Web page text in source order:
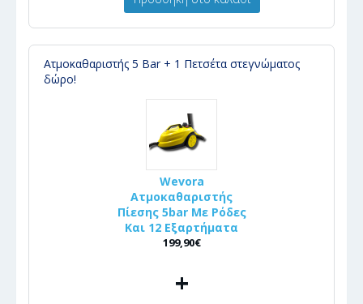
Ατμοκαθαριστής 5 Bar + 1 Πετσέτα στεγνώματος
δώρο!
Wevora
Ατμοκαθαριστής
Πίεσης 5bar Με Ρόδες
Και 12 Εξαρτήματα
199,90€
+